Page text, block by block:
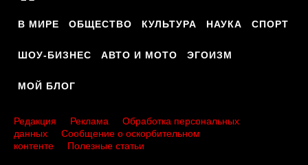
В МИРЕ ОБЩЕСТВО КУЛЬТУРА НАУКА СПОРТ
ШОУ-БИЗНЕС АВТО И МОТО ЭГОИЗМ
МОЙ БЛОГ
Редакция Реклама
Обработка персональных
данных
Сообщение о оскорбительном
контенте
Полезные статьи